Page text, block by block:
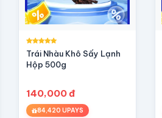
Trái Nhàu Khô Sấy Lạnh
Hộp 500g
140,000 đ
84,420 UPAYS